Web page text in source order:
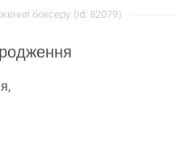
боксеру (id: 82079)